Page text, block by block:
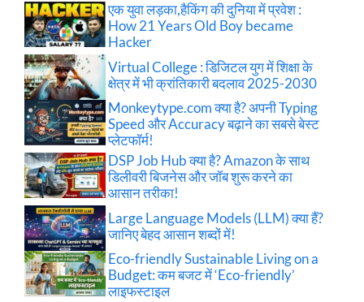
एक युवा लड़का,हैकिंग की दुनिया में प्रवेश :
How 21 Years Old Boy became
Hacker
Virtual College : डिजिटल युग में शिक्षा के
क्षेत्र में भी क्रांतिकारी बदलाव 2025-2030
Monkeytype.com क्या है? अपनी Typing
Speed और Accuracy बढ़ाने का सबसे बेस्ट
प्लेटफॉर्म!
DSP Job Hub क्या है? Amazon के साथ
डिलीवरी बिजनेस और जॉब शुरू करने का
आसान तरीका!
Large Language Models (LLM) क्या हैं?
जानिए बेहद आसान शब्दों में!
Eco-friendly Sustainable Living on a
Budget: कम बजट में ‘Eco-friendly’
लाइफस्टाइल